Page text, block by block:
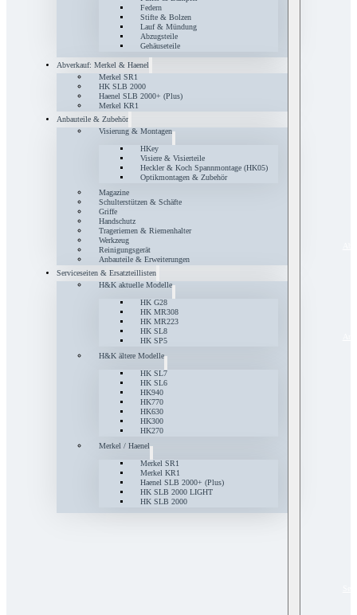
Federn
Stifte & Bolzen
Lauf & Mündung
Abzugsteile
Gehäuseteile
Abverkauf: Merkel & Haenel
Merkel SR1
HK SLB 2000
Haenel SLB 2000+ (Plus)
Merkel KR1
Anbauteile & Zubehör
Visierung & Montagen
HKey
Visiere & Visierteile
Heckler & Koch Spannmontage (HK05)
Optikmontagen & Zubehör
Magazine
Schulterstützen & Schäfte
Griffe
Handschutz
Trageriemen & Riemenhalter
Werkzeug
Reinigungsgerät
Anbauteile & Erweiterungen
Serviceseiten & Ersatzteillisten
H&K aktuelle Modelle
HK G28
HK MR308
HK MR223
HK SL8
HK SP5
H&K ältere Modelle
HK SL7
HK SL6
HK940
HK770
HK630
HK300
HK270
Merkel / Haenel
Merkel SR1
Merkel KR1
Haenel SLB 2000+ (Plus)
HK SLB 2000 LIGHT
HK SLB 2000